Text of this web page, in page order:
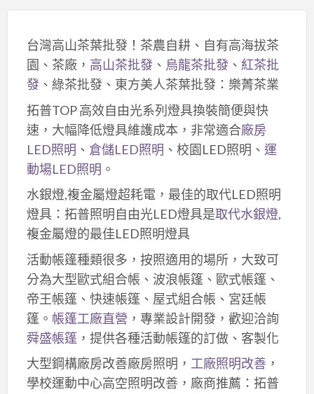
台灣高山茶葉批發！茶農自耕、自有高海拔茶
園、茶廠， 高山茶批發、 烏龍茶批發、 紅茶批
發、綠茶批發、東方美人茶葉批發：樂菁茶業
拓普TOP 高效自由光系列燈具換裝簡便與快
速，大幅降低燈具維護成本，非常適合廠房
LED照明 、 倉儲LED照明 、校園LED照明、 運
動場LED照明 。
水銀燈,複金屬燈超耗電，最佳的取代LED照明
燈具：拓普照明自由光LED燈具是取代水銀燈,
複金屬燈的最佳LED照明燈具
活動帳篷種類很多，按照適用的場所，大致可
分為大型歐式組合帳、波浪帳篷、歐式帳篷、
帝王帳篷、快速帳篷、屋式組合帳、宮廷帳
篷。 帳篷工廠直營 ，專業設計開發，歡迎洽詢
舜盛帳篷，提供各種活動帳篷的訂做、客製化
大型鋼構廠房改善廠房照明， 工廠照明改善，
學校運動中心高空照明改善，廠商推薦：拓普